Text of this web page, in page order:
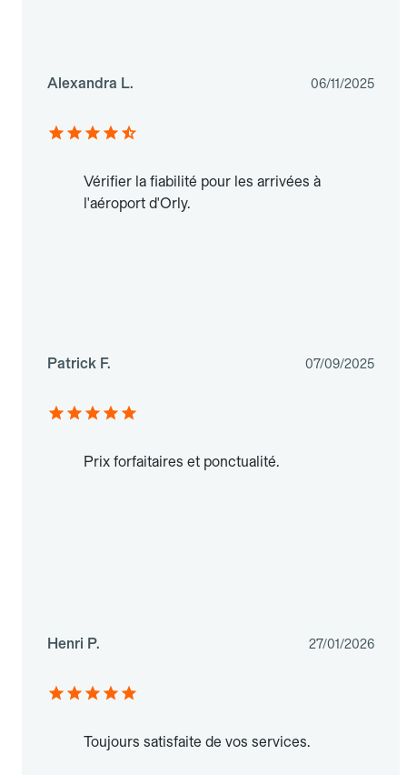
Alexandra L. 06/11/2025
Vérifier la fiabilité pour les arrivées à
l'aéroport d'Orly.
Patrick F. 07/09/2025
Prix forfaitaires et ponctualité.
Henri P. 27/01/2026
Toujours satisfaite de vos services.